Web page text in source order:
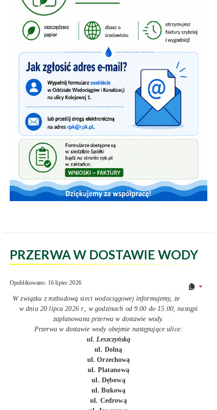
PRZERWA W DOSTAWIE WODY
Opublikowano: 16 lipiec 2026
W związku z rozbudową sieci wodociągowej informujemy, że
w dniu 20 lipca 2026 r., w godzinach od 9.00 do 15.00, nastąpi
zaplanowana przerwa w dostawie wody.
Przerwa w dostawie wody obejmie następujące ulice:
ul. Leszczyńską
ul. Dolną
ul. Orzechową
ul. Platanową
ul. Dębową
ul. Bukową
ul. Cedrową